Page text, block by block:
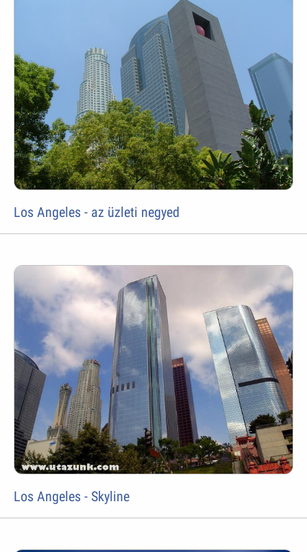
Los Angeles - az üzleti negyed
Los Angeles - Skyline